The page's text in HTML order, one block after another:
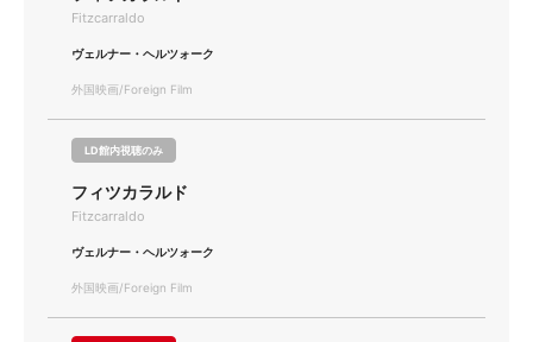
Fitzcarraldo
ヴェルナー・ヘルツォーク
外国映画/Foreign Film
LD館内視聴のみ
フィツカラルド
Fitzcarraldo
ヴェルナー・ヘルツォーク
外国映画/Foreign Film